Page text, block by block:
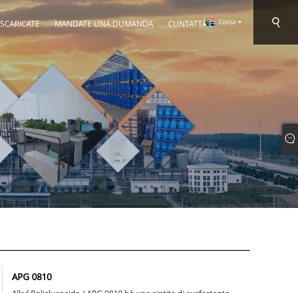
SCARICATE MANDATE UNA DUMANDA CUNTATTA CI Corsa
APG 0810